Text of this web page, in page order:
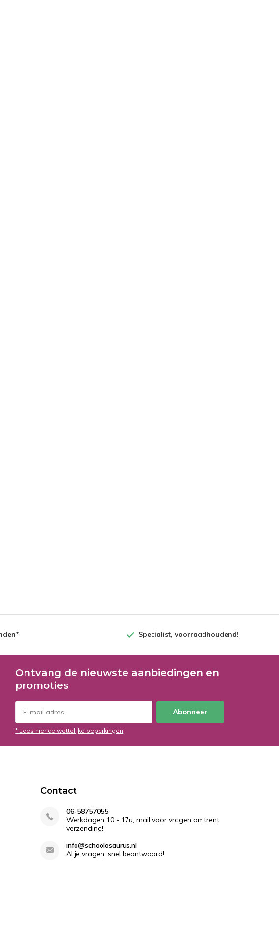
Specialist, voorraadhoudend!
Ontvang de nieuwste aanbiedingen en
promoties
Abonneer
* Lees hier de wettelijke beperkingen
Contact
06-58757055
Werkdagen 10 - 17u, mail voor vragen omtrent
verzending!
info@schoolosaurus.nl
Al je vragen, snel beantwoord!